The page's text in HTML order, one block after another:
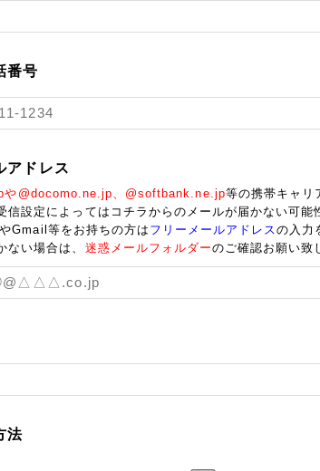
番号
アドレス
や@docomo.ne.jp、@softbank.ne.jp等の携帯キャリ
信設定によってはコチラからのメールが届かない可能
Gmail等をお持ちの方はフリーメールアドレスの入力
い場合は、 迷惑メールフォルダーのご確認お願い致
法